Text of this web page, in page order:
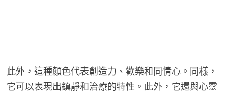
此外，這種顏色代表創造力、歡樂和同情心。同樣，
它可以表現出鎮靜和治療的特性。此外，它還與心靈